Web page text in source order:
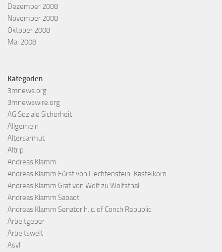
Dezember 2008
November 2008
Oktober 2008
Mai 2008
Kategorien
3mnews.org
3mnewswire.org
AG Soziale Sicherheit
Allgemein
Altersarmut
Altrip
Andreas Klamm
Andreas Klamm Fürst von Liechtenstein-Kastelkorn
Andreas Klamm Graf von Wolf zu Wolfsthal
Andreas Klamm Sabaot
Andreas Klamm Senator h. c. of Conch Republic
Arbeitgeber
Arbeitswelt
Asyl